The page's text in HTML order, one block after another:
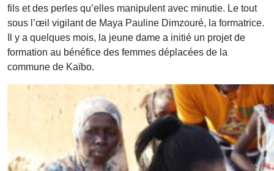
fils et des perles qu’elles manipulent avec minutie. Le tout
sous l’œil vigilant de Maya Pauline Dimzouré, la formatrice.
Il y a quelques mois, la jeune dame a initié un projet de
formation au bénéfice des femmes déplacées de la
commune de Kaïbo.